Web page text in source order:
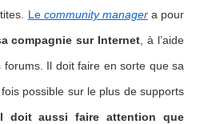
Le community managera pour
compagnie sur Internet , à l’aide
Il doit faire en sorte que sa
possible sur le plus de supports
doit aussi faire attention que